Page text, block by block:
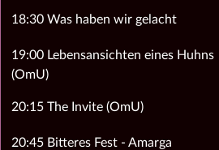
18:30 Was haben wir gelacht
19:00 Lebensansichten eines Huhns
(OmU)
20:15 The Invite (OmU)
20:45 Bitteres Fest - Amarga